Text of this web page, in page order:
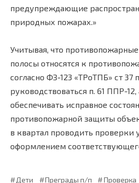
предупреждающие
природных пожарах.»
Учитывая, что
полосы относятся к
согласно ФЗ-123 «ТРоТПБ» ст 37
руководствоваться п. 61 ППР-
обеспечивать исправное
противопожарной защиты
в квартал проводить проверки
оформлением
Дети Преграды п/п Проверка